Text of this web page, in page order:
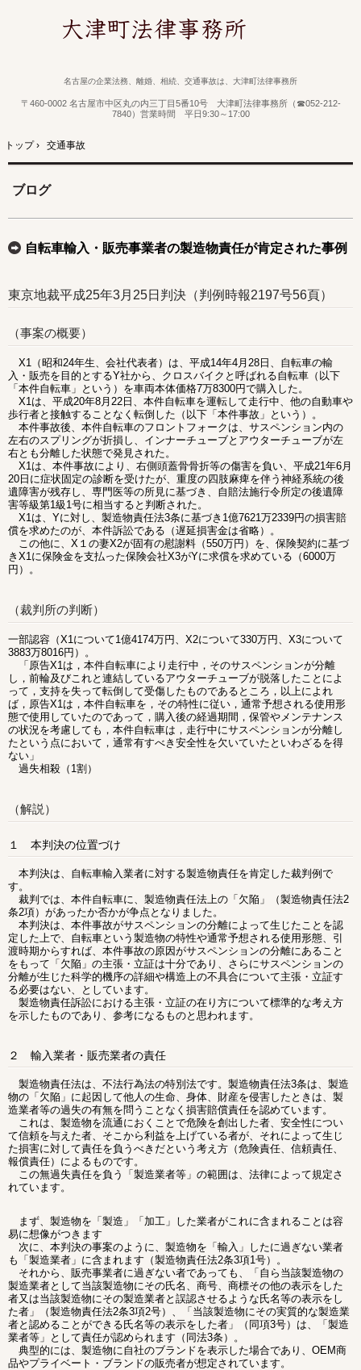
名古屋の企業法務、離婚、相続、交通事故は、大津町法律事務所
〒460-0002 名古屋市中区丸の内三丁目5番10号 大津町法律事務所（☎052-212-
7840）営業時間 平日9:30～17:00
トップ› 交通事故
ブログ
自転車輸入・販売事業者の製造物責任が肯定された事例
東京地裁平成25年3月25日判決（判例時報2197号56頁）
（事案の概要）
X1（昭和24年生、会社代表者）は、平成14年4月28日、自転車の輸
入・販売を目的とするY社から、クロスバイクと呼ばれる自転車（以下
「本件自転車」という）を車両本体価格7万8300円で購入した。
X1は、平成20年8月22日、本件自転車を運転して走行中、他の自動車や
歩行者と接触することなく転倒した（以下「本件事故」という）。
本件事故後、本件自転車のフロントフォークは、サスペンション内の
左右のスプリングが折損し、インナーチューブとアウターチューブが左
右とも分離した状態で発見された。
X1は、本件事故により、右側頭蓋骨骨折等の傷害を負い、平成21年6月
20日に症状固定の診断を受けたが、重度の四肢麻痺を伴う神経系統の後
遺障害が残存し、専門医等の所見に基づき、自賠法施行令所定の後遺障
害等級第1級1号に相当すると判断された。
X1は、Yに対し、製造物責任法3条に基づき1億7621万2339円の損害賠
償を求めたのが、本件訴訟である（遅延損害金は省略）。
この他に、X１の妻X2が固有の慰謝料（550万円）を、保険契約に基づ
きX1に保険金を支払った保険会社X3がYに求償を求めている（6000万
円）。
（裁判所の判断）
一部認容（X1について1億4174万円、X2について330万円、X3について
3883万8016円）。
「原告X1は，本件自転車により走行中，そのサスペンションが分離
し，前輪及びこれと連結しているアウターチューブが脱落したことによ
って，支持を失って転倒して受傷したものであるところ，以上によれ
ば，原告X1は，本件自転車を，その特性に従い，通常予想される使用形
態で使用していたのであって，購入後の経過期間，保管やメンテナンス
の状況を考慮しても，本件自転車は，走行中にサスペンションが分離し
たという点において，通常有すべき安全性を欠いていたといわざるを得
ない」
過失相殺（1割）
（解説）
１ 本判決の位置づけ
本判決は、自転車輸入業者に対する製造物責任を肯定した裁判例で
す。
裁判では、本件自転車に、製造物責任法上の「欠陥」（製造物責任法2
条2項）があったか否かが争点となりました。
本判決は、本件事故がサスペンションの分離によって生じたことを認
定した上で、自転車という製造物の特性や通常予想される使用形態、引
渡時期からすれば、本件事故の原因がサスペンションの分離にあること
をもって「欠陥」の主張・立証は十分であり、さらにサスペンションの
分離が生じた科学的機序の詳細や構造上の不具合について主張・立証す
る必要はない、
としています。
製造物責任訴訟における主張・立証の在り方について標準的な考え方
を示したものであり、参考になるものと思われます。
２ 輸入業者・販売業者の責任
製造物責任法は、不法行為法の特別法です。製造物責任法3条は、製造
物の「欠陥」に起因して他人の生命、身体、財産を侵害したときは、製
造業者等の過失の有無を問うことなく損害賠償責任を認めています。
これは、製造物を流通におくことで危険を創出した者、安全性につい
て信頼を与えた者、そこから利益を上げている者が、それによって生じ
た損害に対して責任を負うべきだという考え方（危険責任、信頼責任、
報償責任）によるものです。
この無過失責任を負う「製造業者等」の範囲は、法律によって規定さ
れています。
まず、製造物を「製造」「加工」した業者がこれに含まれることは容
易に想像がつきます
次に、本判決の事案のように、製造物を「輸入」したに過ぎない業者
も「製造業者」に含まれます（製造物責任法2条3項1号）。
それから、販売事業者に過ぎない者であっても、「自ら当該製造物の
製造業者として当該製造物にその氏名、商号、商標その他の表示をした
者又は当該製造物にその製造業者と誤認させるような氏名等の表示をし
た者」（製造物責任法2条3項2号）、「当該製造物にその実質的な製造業
者と認めることができる氏名等の表示をした者」（同項3号）は、「製造
業者等」として責任が認められます（同法3条）。
典型的には、製造物に自社のブランドを表示した場合であり、OEM商
品やプライベート・ブランドの販売者が想定されています。